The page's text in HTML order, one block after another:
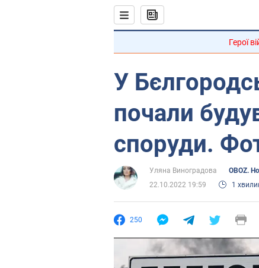
Герої
У
почали
споруди.
Уляна Виноградова
OBOZ.
22.10.2022 19:59
1
250